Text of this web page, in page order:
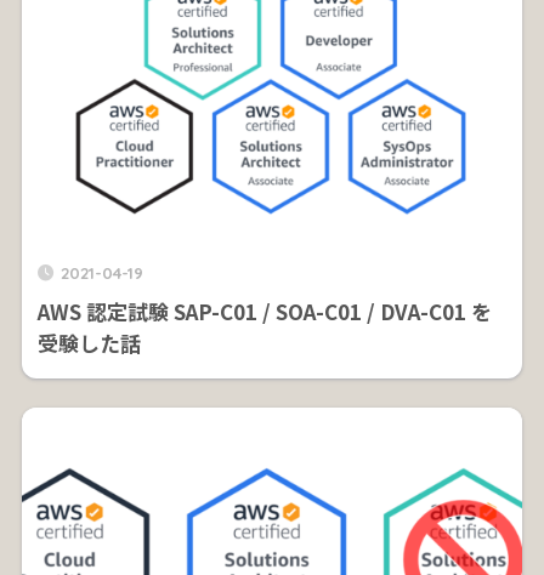
2021-04-19
AWS 認定試験 SAP-C01 / SOA-C01 / DVA-C01 を
受験した話